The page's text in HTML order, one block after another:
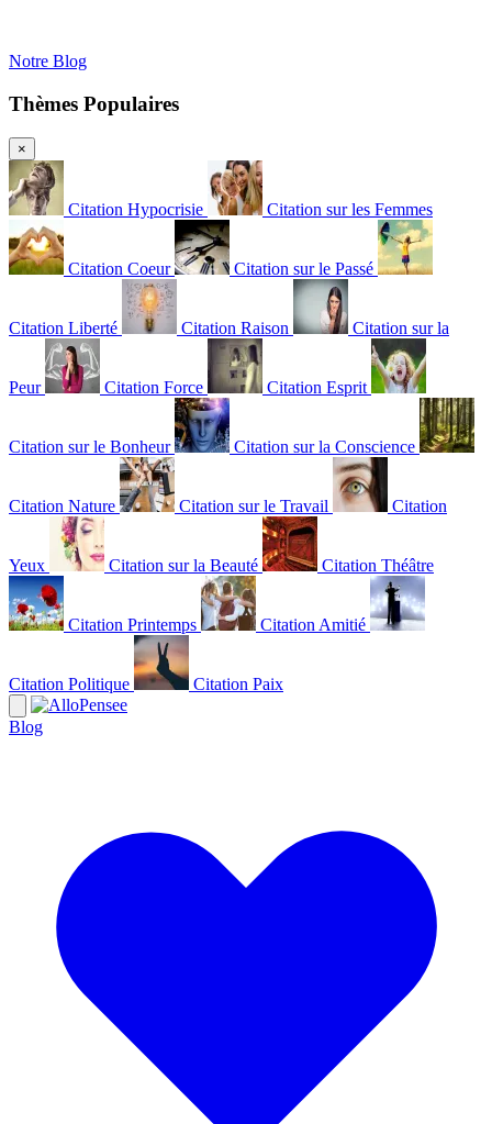
Notre Blog
Thèmes Populaires
×
Citation Hypocrisie Citation sur les Femmes
Citation Coeur Citation sur le Passé
Citation Liberté Citation Raison Citation sur la
Peur Citation Force Citation Esprit
Citation sur le Bonheur Citation sur la Conscience
Citation Nature Citation sur le Travail Citation
Yeux Citation sur la Beauté Citation Théâtre
Citation Printemps Citation Amitié
Citation Politique Citation Paix
Blog